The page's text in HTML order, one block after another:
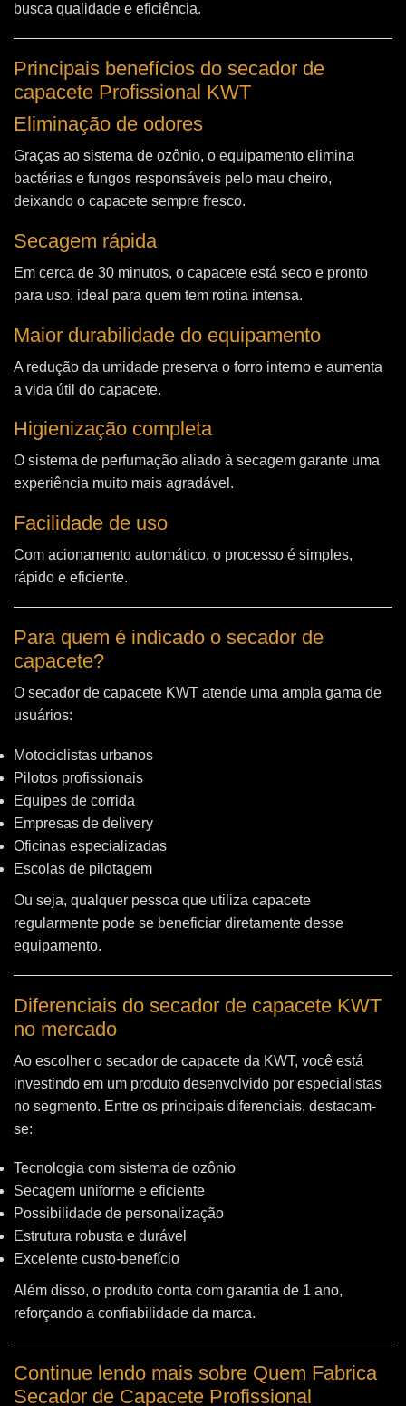
busca qualidade e eficiência.
Principais benefícios do secador de
capacete Profissional KWT
Eliminação de odores
Graças ao sistema de ozônio, o equipamento elimina
bactérias e fungos responsáveis pelo mau cheiro,
deixando o capacete sempre fresco.
Secagem rápida
Em cerca de 30 minutos, o capacete está seco e pronto
para uso, ideal para quem tem rotina intensa.
Maior durabilidade do equipamento
A redução da umidade preserva o forro interno e aumenta
a vida útil do capacete.
Higienização completa
O sistema de perfumação aliado à secagem garante uma
experiência muito mais agradável.
Facilidade de uso
Com acionamento automático, o processo é simples,
rápido e eficiente.
Para quem é indicado o secador de
capacete?
O secador de capacete KWT atende uma ampla gama de
usuários:
Motociclistas urbanos
Pilotos profissionais
Equipes de corrida
Empresas de delivery
Oficinas especializadas
Escolas de pilotagem
Ou seja, qualquer pessoa que utiliza capacete
regularmente pode se beneficiar diretamente desse
equipamento.
Diferenciais do secador de capacete KWT
no mercado
Ao escolher o secador de capacete da KWT, você está
investindo em um produto desenvolvido por especialistas
no segmento. Entre os principais diferenciais, destacam-
se:
Tecnologia com sistema de ozônio
Secagem uniforme e eficiente
Possibilidade de personalização
Estrutura robusta e durável
Excelente custo-benefício
Além disso, o produto conta com garantia de 1 ano,
reforçando a confiabilidade da marca.
Continue lendo mais sobre Quem Fabrica
Secador de Capacete Profissional